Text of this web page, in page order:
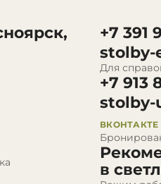
+7 391
stolby-
Для
+7 913
stolby-
ВКОНТАКТЕ
в